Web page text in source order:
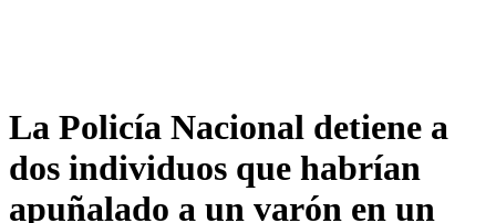
La Policía Nacional detiene a
dos individuos que habrían
apuñalado a un varón en un